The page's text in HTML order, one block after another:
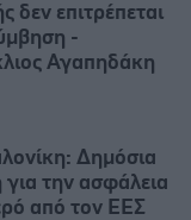
δεν επιτρέπεται
-
Αγαπηδάκη
Δημόσια
την ασφάλεια
από τον ΕΕΣ